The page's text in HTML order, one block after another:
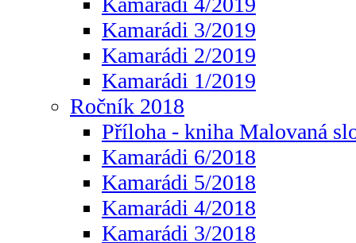
Kamarádi 3/2019
Kamarádi 2/2019
Kamarádi 1/2019
Ročník 2018
Příloha - kniha Malovaná
Kamarádi 6/2018
Kamarádi 5/2018
Kamarádi 4/2018
Kamarádi 3/2018